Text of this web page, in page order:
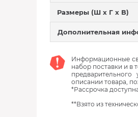
Размеры (Ш х Г х В)
Дополнительная
Информационные
набор поставки и в
описании товара,
*Рассрочка
**Взято из